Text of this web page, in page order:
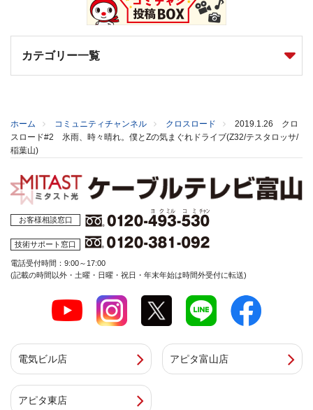
カテゴリー一覧
ホーム コミュニティチャンネル クロスロード
2019.1.26 クロ
スロード#2 氷雨、時々晴れ。僕とZの気まぐれドライブ(Z32/テスタロッサ/
稲葉山)
お客様相談窓口
技術サポート窓口
電話受付時間：9:00～17:00
(記載の時間以外・土曜・日曜・祝日・年末年始は時間外受付に転送)
電気ビル店 アピタ富山店
アピタ東店